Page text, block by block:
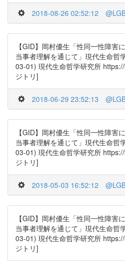
2018-08-26 02:52:12
【GID】岡村優生「性同一性障害
当事者理解を通じて」現代生命哲
03-01) 現代生命哲学研究所
ジトリ]
2018-06-29 23:52:13
【GID】岡村優生「性同一性障害
当事者理解を通じて」現代生命哲
03-01) 現代生命哲学研究所
ジトリ]
2018-05-03 16:52:12
【GID】岡村優生「性同一性障害
当事者理解を通じて」現代生命哲
03-01) 現代生命哲学研究所
ジトリ]